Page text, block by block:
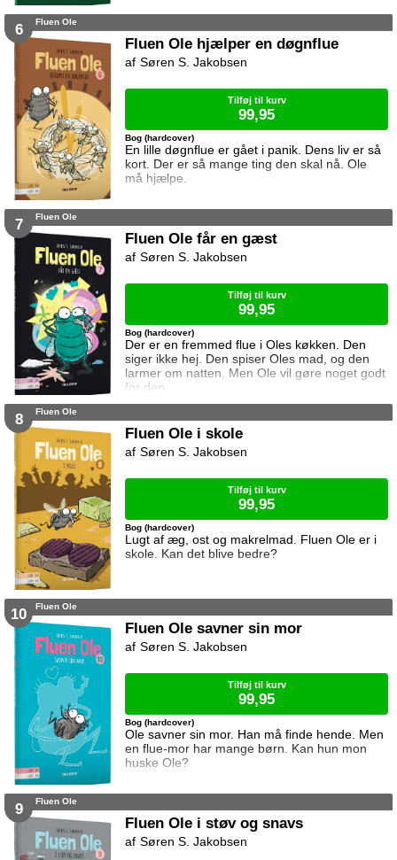
6 Fluen Ole
Fluen Ole hjælper en døgnflue
En lille døgnflue er gået i panik. Dens liv er så
kort. Der er så mange ting den skal nå. Ole
må hjælpe.
Bog (hardcover)
Søren S. Jakobsen
Tilføj til kurv
99,95
7 Fluen Ole
Fluen Ole får en gæst
Der er en fremmed flue i Oles køkken. Den
siger ikke hej. Den spiser Oles mad, og den
larmer om natten. Men Ole vil gøre noget godt
for den.
Bog (hardcover)
Søren S. Jakobsen
Tilføj til kurv
99,95
8 Fluen Ole
Fluen Ole i skole
Lugt af æg, ost og makrelmad. Fluen Ole er i
skole. Kan det blive bedre?
Bog (hardcover)
Søren S. Jakobsen
Tilføj til kurv
99,95
10 Fluen Ole
Fluen Ole savner sin mor
Ole savner sin mor. Han må finde hende. Men
en flue-mor har mange børn. Kan hun mon
huske Ole?
Bog (hardcover)
Søren S. Jakobsen
Tilføj til kurv
99,95
9 Fluen Ole
Fluen Ole i støv og snavs
Søren S. Jakobsen